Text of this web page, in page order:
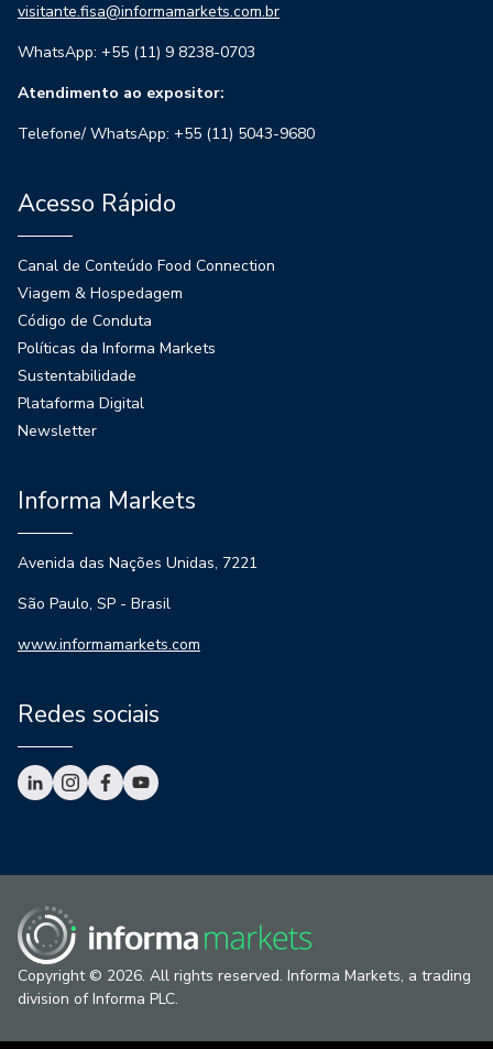
visitante.fisa@informamarkets.com.br
WhatsApp: +55 (11) 9 8238-0703
Atendimento ao expositor:
Telefone/ WhatsApp: +55 (11) 5043-9680
Acesso Rápido
Canal de Conteúdo Food Connection
Viagem & Hospedagem
Código de Conduta
Políticas da Informa Markets
Sustentabilidade
Plataforma Digital
Newsletter
Informa Markets
Avenida das Nações Unidas, 7221
São Paulo, SP - Brasil
www.informamarkets.com
Redes sociais
Copyright © 2026. All rights reserved. Informa Markets, a trading
division of Informa PLC.